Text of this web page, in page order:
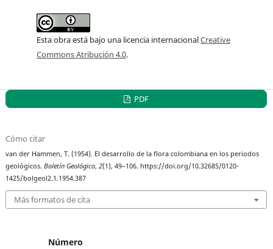
Esta obra está bajo una licencia internacionalCreative
Commons Atribución 4.0.
PDF
Cómo citar
van der Hammen, T. (1954). El desarrollo de la flora colombiana en los periodos
geológicos.Boletín Geológico,2(1), 49–106. https://doi.org/10.32685/0120-
1425/bolgeol2.1.1954.387
Más formatos de cita
Número